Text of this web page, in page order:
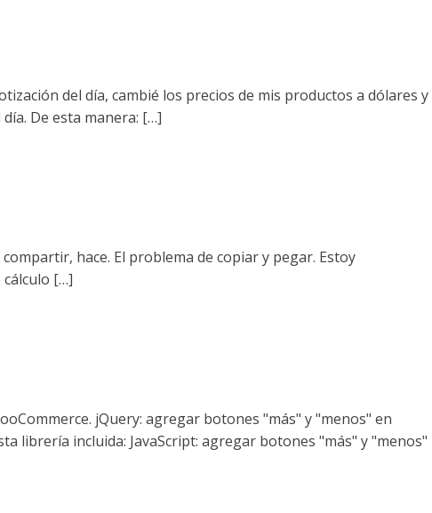
del día, cambié los precios de mis productos a dólares y
De esta manera: […]
hace. El problema de copiar y pegar. Estoy
cálculo […]
jQuery: agregar botones "más" y "menos" en
librería incluida: JavaScript: agregar botones "más" y "menos"